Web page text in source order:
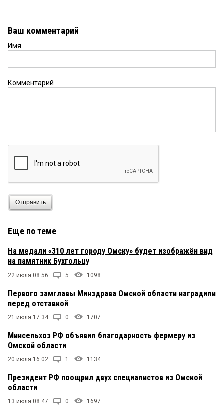
Ваш комментарий
Имя
Комментарий
Отправить
Еще по теме
На медали «310 лет городу Омску» будет изображён вид
на памятник Бухгольцу
22 июля 08:56 5 1098
Первого замглавы Минздрава Омской области наградили
перед отставкой
21 июля 17:34 0 1707
Минсельхоз РФ объявил благодарность фермеру из
Омской области
20 июля 16:02 1 1134
Президент РФ поощрил двух специалистов из Омской
области
13 июля 08:47 0 1697